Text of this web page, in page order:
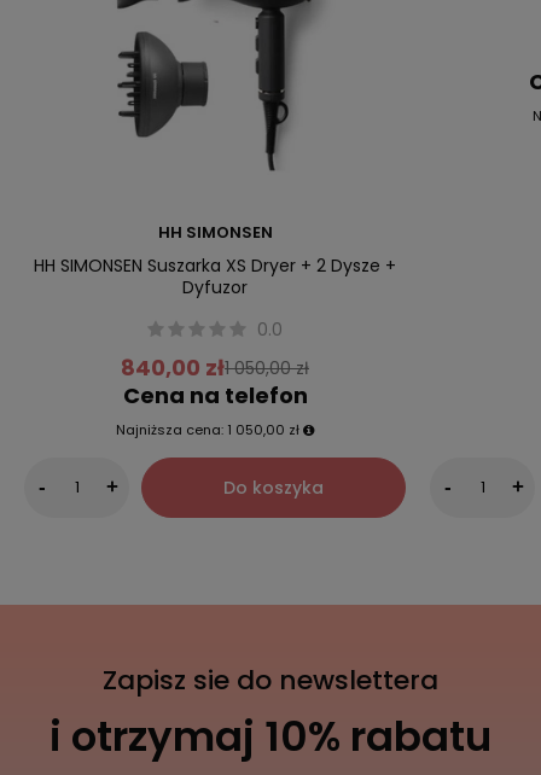
HH SIMONSEN
HH SIMONSEN Suszarka XS Dryer + 2 Dysze +
Dyfuzor
0.0
840,00 zł1 050,00 zł
Cena na telefon
Najniższa cena: 1 050,00 zł
- + Do koszyka - +
Zapisz sie do newslettera
i otrzymaj 10% rabatu